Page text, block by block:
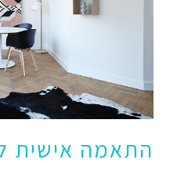
התאמה אישית